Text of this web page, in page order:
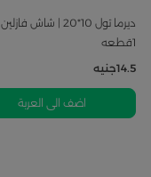
ديرما تول 10*20 | شاش فازلين |
1قطعه
14.5جنيه
اضف الى العربة